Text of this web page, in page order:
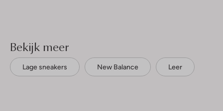
Bekijk meer
Lage sneakers New Balance Leer